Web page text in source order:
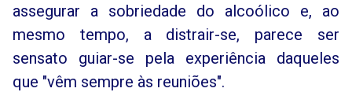
assegurar a sobriedade do alcoólico e, ao
mesmo tempo, a distrair-se, parece ser
sensato guiar-se pela experiência daqueles
que "vêm sempre às reuniões".